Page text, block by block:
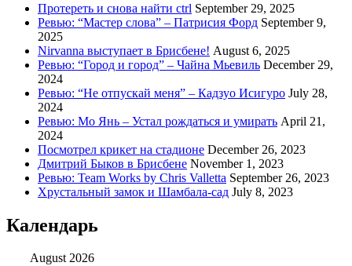
Протереть и снова найти ctrl September 29, 2025
Ревью: “Мастер слова” – Патрисия Форд September 9,
2025
Nirvanna выступает в Брисбене! August 6, 2025
Ревью: “Город и город” – Чайна Мьевиль December 29,
2024
Ревью: “Не отпускай меня” – Кадзуо Исигуро July 28,
2024
Ревью: Мо Янь – Устал рождаться и умирать April 21,
2024
Посмотрел крикет на стадионе December 26, 2023
Дмитрий Быков в Брисбене November 1, 2023
Ревью: Team Works by Chris Valletta September 26, 2023
Хрустальный замок и Шамбала-сад July 8, 2023
Календарь
August 2026